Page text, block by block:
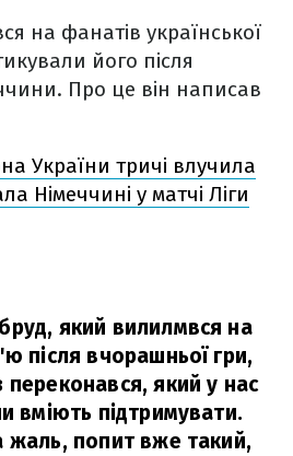
на фанатів української
його після
Про це він написав
України тричі влучила
Німеччині у матчі Ліги
який вилилмвся на
після вчорашньої гри,
переконався, який у нас
вміють підтримувати.
жаль, попит вже такий,